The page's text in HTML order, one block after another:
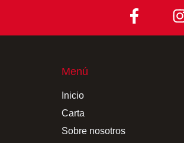
Menú
Inicio
Carta
Sobre nosotros